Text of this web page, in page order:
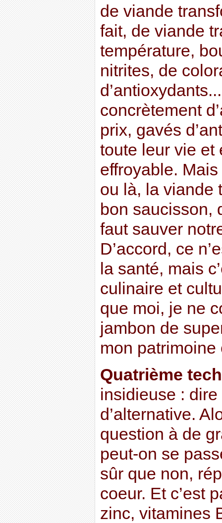
de viande
fait, de viande
température,
nitrites, de
concrètement
prix, gavés
toute leur vie et
effroyable.
ou là, la viande
bon saucisson,
faut sauver
D’accord, ce
la santé, mais
culinaire et
que moi, je ne
jambon de
mon patrimoine
Quatrième
insidieuse : dire
d’alternative.
question à de
peut-on se
sûr que non,
coeur. Et c’est
zinc, vitamines